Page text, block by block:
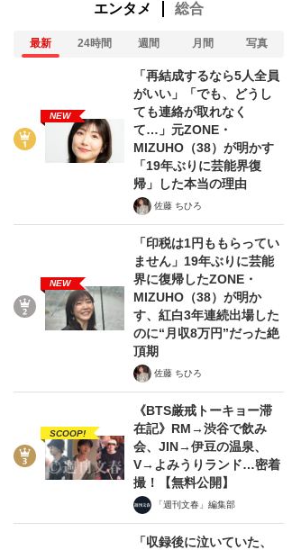
エンタメ 総合
最新 24時間 週間 月間 写真
NEW
「再結成するなら5人全員
がいい」「でも、どうし
ても連絡が取れなく
て…」元ZONE・
MIZUHO（38）が明かす
「19年ぶりに芸能界復
帰」した本当の理由
佐藤 ちひろ
NEW
「印税は1円ももらってい
ません」19年ぶりに芸能
界に復帰したZONE・
MIZUHO（38）が明か
す、紅白3年連続出場した
のに“月収8万円”だった絶
頂期
佐藤 ちひろ
SCOOP!
《BTS厳戒トーキョー滞
在記》RM→渋谷で飲み
会、JIN→伊豆の温泉、
V→よみうりランド…密着
撮！【無料公開】
「週刊文春」編集部
「収録後に泣いていた、